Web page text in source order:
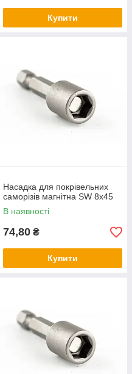
Купити
Насадка для покрівельних
саморізів магнітна SW 8х45
В наявності
74,80 ₴
Купити